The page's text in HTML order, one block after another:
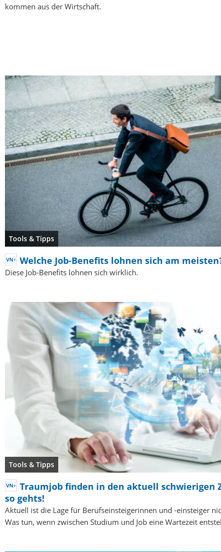
kommen aus der Wirtschaft.
Tools & Tipps
Welche Job-Benefits lohnen sich am
Diese Job-Benefits lohnen sich wirklich.
Tools & Tipps
Traumjob finden in den aktuell schwierigen
so gehts!
Aktuell ist die Lage für Berufseinsteigerinnen und -einsteiger
Was tun, wenn zwischen Studium und Job eine Wartezeit